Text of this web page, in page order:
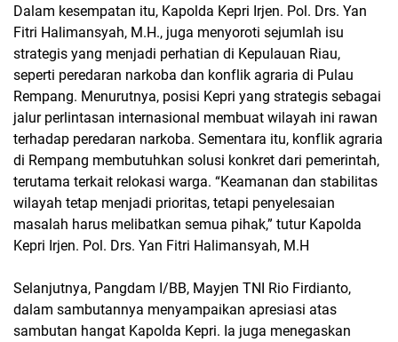
Dalam kesempatan itu, Kapolda Kepri Irjen. Pol. Drs. Yan
Fitri Halimansyah, M.H., juga menyoroti sejumlah isu
strategis yang menjadi perhatian di Kepulauan Riau,
seperti peredaran narkoba dan konflik agraria di Pulau
Rempang. Menurutnya, posisi Kepri yang strategis sebagai
jalur perlintasan internasional membuat wilayah ini rawan
terhadap peredaran narkoba. Sementara itu, konflik agraria
di Rempang membutuhkan solusi konkret dari pemerintah,
terutama terkait relokasi warga. “Keamanan dan stabilitas
wilayah tetap menjadi prioritas, tetapi penyelesaian
masalah harus melibatkan semua pihak,” tutur Kapolda
Kepri Irjen. Pol. Drs. Yan Fitri Halimansyah, M.H
Selanjutnya, Pangdam I/BB, Mayjen TNI Rio Firdianto,
dalam sambutannya menyampaikan apresiasi atas
sambutan hangat Kapolda Kepri. Ia juga menegaskan